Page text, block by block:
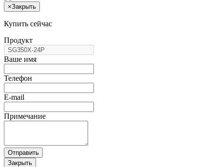
×Закрыть
Купить сейчас
Продукт
Ваше имя
Телефон
E-mail
Примечание
Отправить
Закрыть